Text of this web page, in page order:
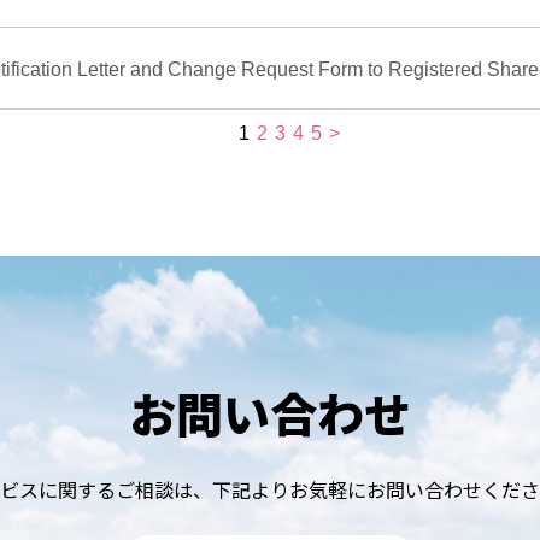
お問い合わせ
スに関するご相談は、 下記よりお気軽にお問い合わせくだ